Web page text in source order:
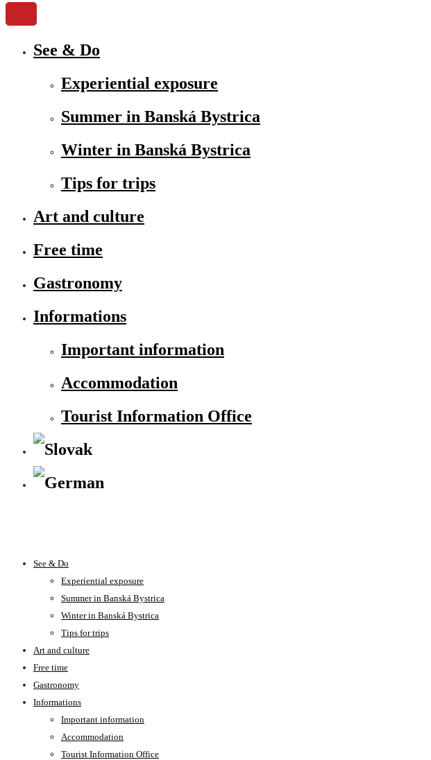
See & Do
Experiential exposure
Summer in Banská Bystrica
Winter in Banská Bystrica
Tips for trips
Art and culture
Free time
Gastronomy
Informations
Important information
Accommodation
Tourist Information Office
See & Do
Experiential exposure
Summer in Banská Bystrica
Winter in Banská Bystrica
Tips for trips
Art and culture
Free time
Gastronomy
Informations
Important information
Accommodation
Tourist Information Office